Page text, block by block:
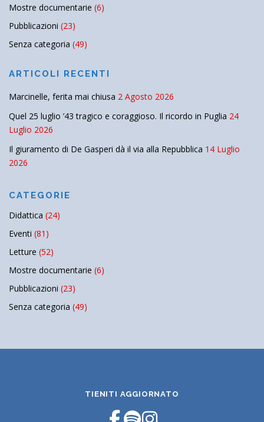
Mostre documentarie (6)
Pubblicazioni (23)
Senza categoria (49)
ARTICOLI RECENTI
Marcinelle, ferita mai chiusa 2 Agosto 2026
Quel 25 luglio ’43 tragico e coraggioso. Il ricordo in Puglia 24
Luglio 2026
Il giuramento di De Gasperi dà il via alla Repubblica 14 Luglio
2026
CATEGORIE
Didattica (24)
Eventi (81)
Letture (52)
Mostre documentarie (6)
Pubblicazioni (23)
Senza categoria (49)
TIENITI AGGIORNATO